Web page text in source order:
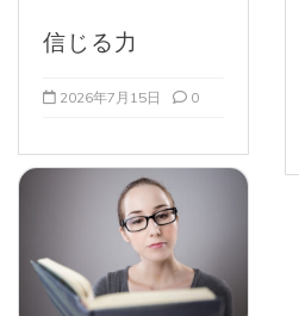
信じる力
2026年7月15日 0